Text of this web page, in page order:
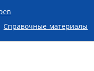
Справочные материалы